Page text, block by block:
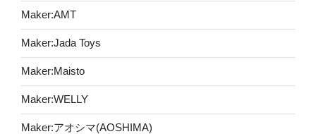
Maker:AMT
Maker:Jada Toys
Maker:Maisto
Maker:WELLY
Maker:アオシマ(AOSHIMA)